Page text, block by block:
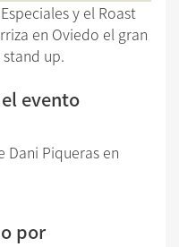
y el Roast
en Oviedo el gran
up.
evento
Dani Piqueras en
por